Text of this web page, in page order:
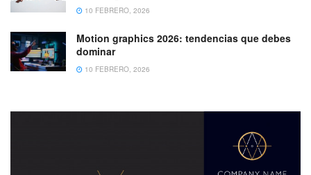
10 FEBRERO, 2026
Motion graphics 2026: tendencias que debes
dominar
10 FEBRERO, 2026